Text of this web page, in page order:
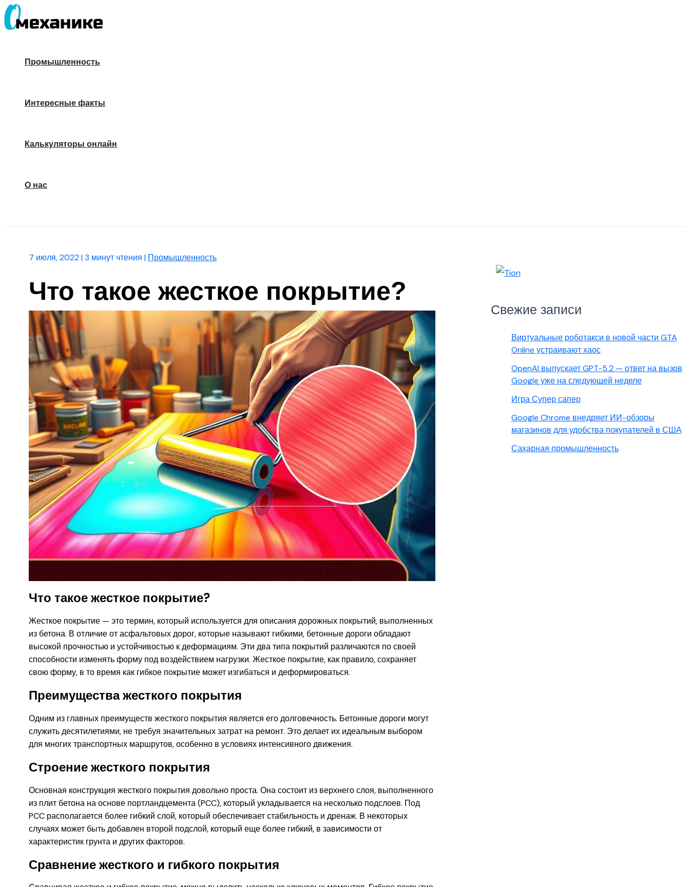
Перейти
к
Промышленность
Интересные факты
Калькуляторы онлайн
О нас
7 июля, 2022|3 минут чтения | Промышленность
Что такое жесткое покрытие?
Что такое жесткое покрытие?
Жесткое покрытие — это термин, который используется для описания дорожных покрытий, выполненных
из бетона. В отличие от асфальтовых дорог, которые называют гибкими, бетонные дороги обладают
высокой прочностью и устойчивостью к деформациям. Эти два типа покрытий различаются по своей
способности изменять форму под воздействием нагрузки. Жесткое покрытие, как правило, сохраняет
свою форму, в то время как гибкое покрытие может изгибаться и деформироваться.
Преимущества жесткого покрытия
Одним из главных преимуществ жесткого покрытия является его долговечность. Бетонные дороги могут
служить десятилетиями, не требуя значительных затрат на ремонт. Это делает их идеальным выбором
для многих транспортных маршрутов, особенно в условиях интенсивного движения.
Строение жесткого покрытия
Основная конструкция жесткого покрытия довольно проста. Она состоит из верхнего слоя, выполненного
из плит бетона на основе портландцемента (PCC), который укладывается на несколько подслоев. Под
PCC располагается более гибкий слой, который обеспечивает стабильность и дренаж. В некоторых
случаях может быть добавлен второй подслой, который еще более гибкий, в зависимости от
характеристик грунта и других факторов.
Сравнение жесткого и гибкого покрытия
Свежие записи
Виртуальные роботакси в новой части GTA
Online устраивают хаос
OpenAI выпускает GPT-5.2 — ответ на вызов
Google уже на следующей неделе
Игра Супер сапер
Google Chrome внедряет ИИ-обзоры
магазинов для удобства покупателей в США
Сахарная промышленность